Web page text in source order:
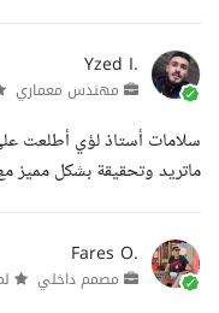
Yzed I.
مهندس معماري
سلامات أستاذ لؤي أطلعت
ماتريد وتحقيقة بشكل مميز
Fares O.
مصمم داخلي